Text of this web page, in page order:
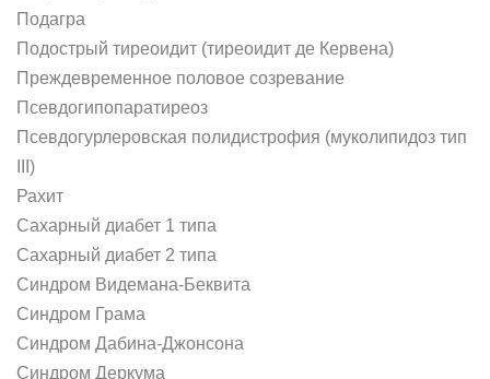
Подагра
Подострый тиреоидит (тиреоидит де Кервена)
Преждевременное половое созревание
Псевдогипопаратиреоз
Псевдогурлеровская полидистрофия (муколипидоз тип
III)
Рахит
Сахарный диабет 1 типа
Сахарный диабет 2 типа
Синдром Видемана-Беквита
Синдром Грама
Синдром Дабина-Джонсона
Синдром Деркума